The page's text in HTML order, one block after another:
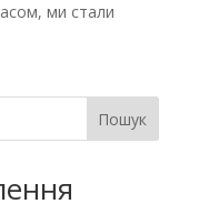
ми стали
Пошук